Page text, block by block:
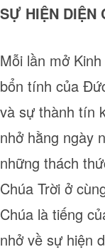
SỰ HIỆN DIỆN
Mỗi lần mở
bổn tính của
và sự thành tín
nhở hằng ngày
những thách
Chúa Trời ở
Chúa là tiếng
nhở về sự hiện